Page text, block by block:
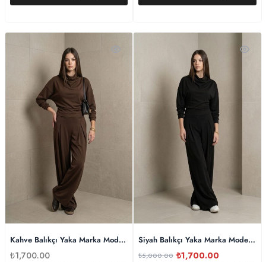
Kahve Balıkçı Yaka Marka Model Modal Takım
₺1,700.00
Siyah Balıkçı Yaka Marka Model
₺5,000.00 ₺1,700.00